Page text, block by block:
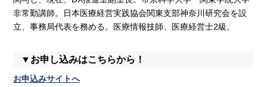
非常勤講師。日本医療経営実践協会関東支部神奈川研究会を設
立、事務局代表を務める。医療情報技師、医療経営士2級。
▼お申し込みはこちらから！
お申込みサイトへ